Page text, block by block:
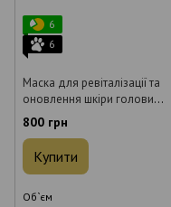
6
6
Маска для ревіталізації та
оновлення шкіри голови
Beaver Professional Calming
Scalp Soothing Treatment 250
мл
800 грн
Купити
Об`єм